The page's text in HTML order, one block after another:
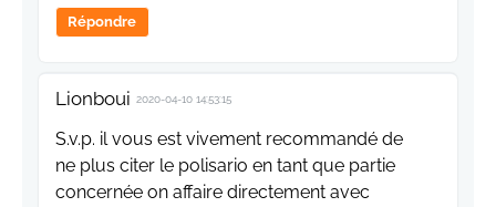
Répondre
Lionboui 2020-04-10 14:53:15
S.v.p. il vous est vivement recommandé de
ne plus citer le polisario en tant que partie
concernée on affaire directement avec